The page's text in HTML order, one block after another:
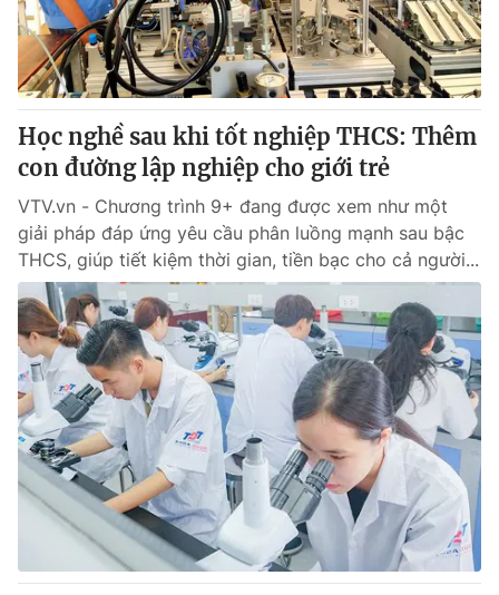
Học nghề sau khi tốt nghiệp THCS: Thêm
con đường lập nghiệp cho giới trẻ
VTV.vn - Chương trình 9+ đang được xem như một
giải pháp đáp ứng yêu cầu phân luồng mạnh sau bậc
THCS, giúp tiết kiệm thời gian, tiền bạc cho cả người...